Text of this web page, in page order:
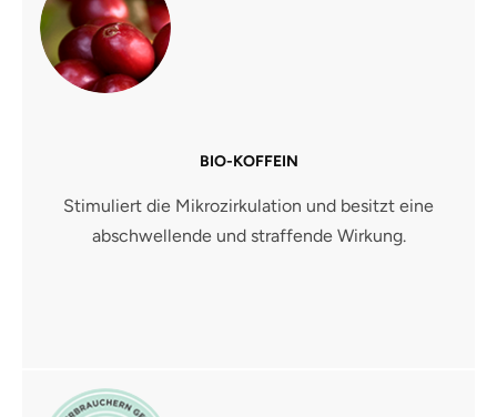
BIO-KOFFEIN
Stimuliert die Mikrozirkulation und besitzt eine
abschwellende und straffende Wirkung.